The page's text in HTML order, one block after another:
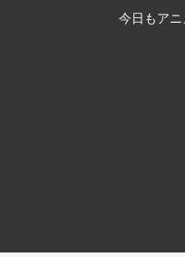
今日もア